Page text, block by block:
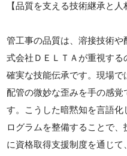
【品質を支える技術継承と人
管工事の品質は、溶接技術
式会社ＤＥＬＴＡが重視す
確実な技能伝承です。現場で
配管の微妙な歪みを手の感覚
す。こうした暗黙知を言語
ログラムを整備することで
に資格取得支援制度を通じ